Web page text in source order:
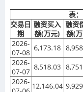
表
交易日
期
融资买入
额(万元)
融资
额(
2026-
07-08
6,173.18
2026-
07-07
8,518.03
2026- 12,146.04